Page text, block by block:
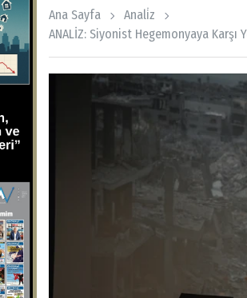
Ana Sayfa
Anali̇z
ANALİZ: Siyonist Hegemonyaya Karşı